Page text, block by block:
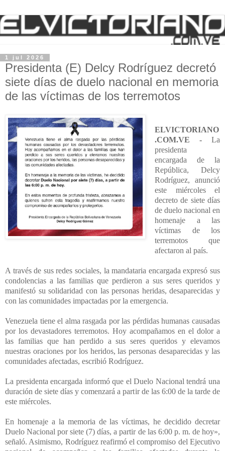
1 jul 2026
Presidenta (E) Delcy Rodríguez decretó
siete días de duelo nacional en memoria
de las víctimas de los terremotos
ELVICTORIANO
.COM.VE - La
presidenta
encargada de la
República, Delcy
Rodríguez, anunció
este miércoles el
decreto de siete días
de duelo nacional en
homenaje a las
víctimas de los
terremotos que
afectaron al país.
A través de sus redes sociales, la mandataria encargada expresó sus
condolencias a las familias que perdieron a sus seres queridos y
manifestó su solidaridad con las personas heridas, desaparecidas y
con las comunidades impactadas por la emergencia.
Venezuela tiene el alma rasgada por las pérdidas humanas causadas
por los devastadores terremotos. Hoy acompañamos en el dolor a
las familias que han perdido a sus seres queridos y elevamos
nuestras oraciones por los heridos, las personas desaparecidas y las
comunidades afectadas, escribió Rodríguez.
La presidenta encargada informó que el Duelo Nacional tendrá una
duración de siete días y comenzará a partir de las 6:00 de la tarde de
este miércoles.
En homenaje a la memoria de las víctimas, he decidido decretar
Duelo Nacional por siete (7) días, a partir de las 6:00 p. m. de hoy»,
señaló. Asimismo, Rodríguez reafirmó el compromiso del Ejecutivo